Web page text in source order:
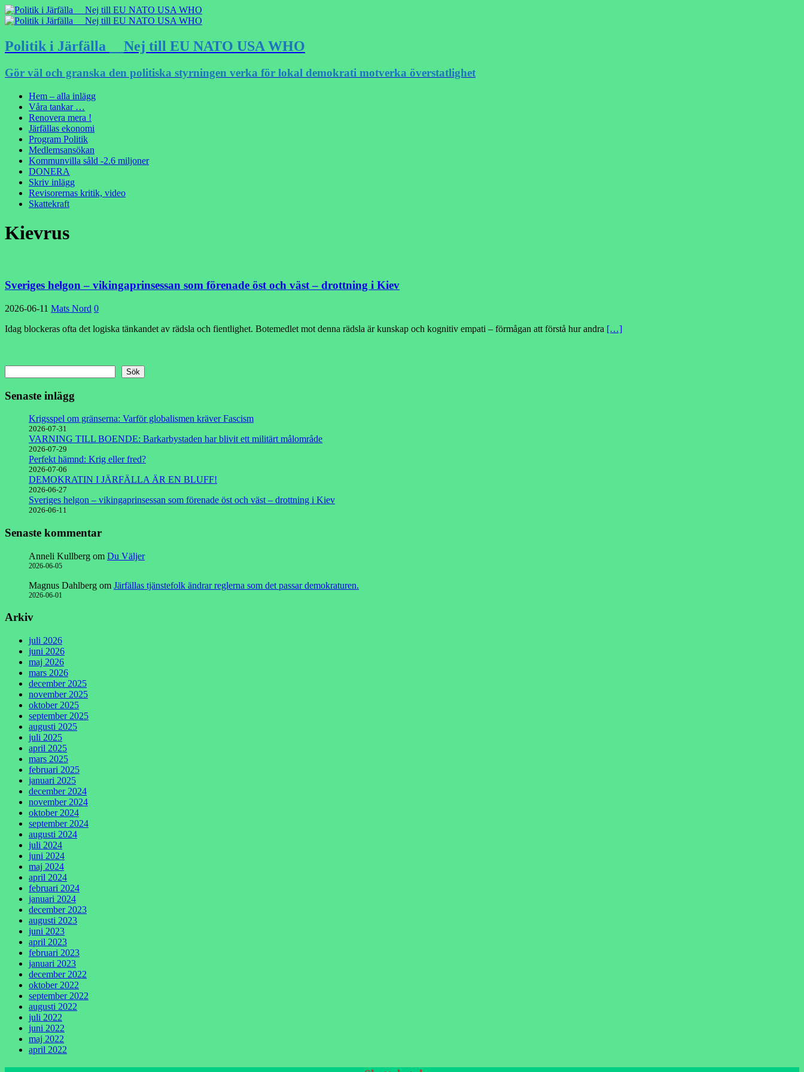
Politik i Järfälla __Nej till EU NATO USA WHO
Gör väl och granska den politiska styrningen verka för lokal demokrati motverka överstatlighet
Hem – alla inlägg
Våra tankar …
Renovera mera !
Järfällas ekonomi
Program Politik
Medlemsansökan
Kommunvilla såld -2.6 miljoner
DONERA
Skriv inlägg
Revisorernas kritik, video
Skattekraft
Kievrus
Sveriges helgon – vikingaprinsessan som förenade öst och väst – drottning i Kiev
2026-06-11 Mats Nord 0
Idag blockeras ofta det logiska tänkandet av rädsla och fientlighet. Botemedlet mot denna rädsla är kunskap och kognitiv empati – förmågan att förstå hur andra […]
Sök
Senaste inlägg
Krigsspel om gränserna: Varför globalismen kräver Fascism
2026-07-31
VARNING TILL BOENDE: Barkarbystaden har blivit ett militärt målområde
2026-07-29
Perfekt hämnd: Krig eller fred?
2026-07-06
DEMOKRATIN I JÄRFÄLLA ÄR EN BLUFF!
2026-06-27
Sveriges helgon – vikingaprinsessan som förenade öst och väst – drottning i Kiev
2026-06-11
Senaste kommentar
Anneli Kullberg om Du Väljer
2026-06-05
Magnus Dahlberg om Järfällas tjänstefolk ändrar reglerna som det passar demokraturen.
2026-06-01
Arkiv
juli 2026
juni 2026
maj 2026
mars 2026
december 2025
november 2025
oktober 2025
september 2025
augusti 2025
juli 2025
april 2025
mars 2025
februari 2025
januari 2025
december 2024
november 2024
oktober 2024
september 2024
augusti 2024
juli 2024
juni 2024
maj 2024
april 2024
februari 2024
januari 2024
december 2023
augusti 2023
juni 2023
april 2023
februari 2023
januari 2023
december 2022
oktober 2022
september 2022
augusti 2022
juli 2022
juni 2022
maj 2022
april 2022